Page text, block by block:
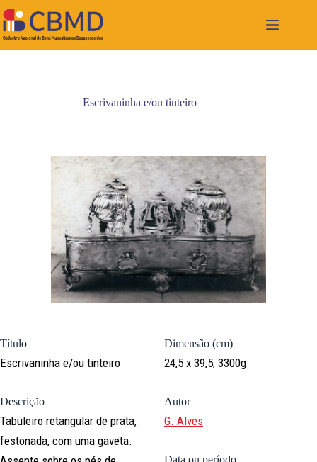
para
o
conteúdo
Escrivaninha e/ou tinteiro
Título
Escrivaninha e/ou tinteiro
Descrição
Tabuleiro retangular de prata,
festonada, com uma gaveta.
Dimensão (cm)
24,5 x 39,5; 3300g
Autor
G. Alves
Data ou período